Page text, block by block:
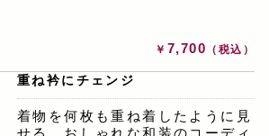
￥ 7,700 （税込）
重ね衿にチェンジ
着物を何枚も重ね着したように見
せる、おしゃれな和装のコーディ